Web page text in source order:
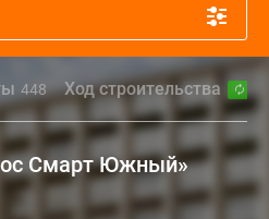
448 Ход строительства
Смарт Южный»